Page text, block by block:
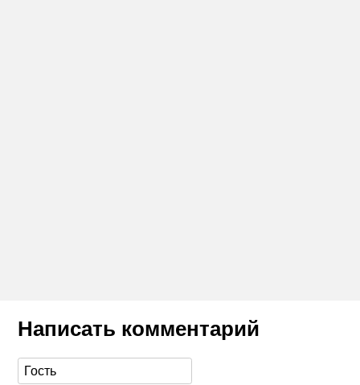
Написать комментарий